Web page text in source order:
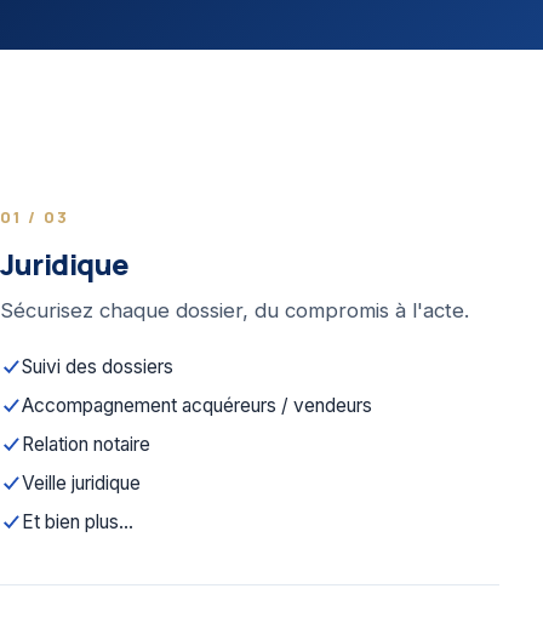
01 / 03
Juridique
Sécurisez chaque dossier, du compromis à l'acte.
Suivi des dossiers
Accompagnement acquéreurs / vendeurs
Relation notaire
Veille juridique
Et bien plus...